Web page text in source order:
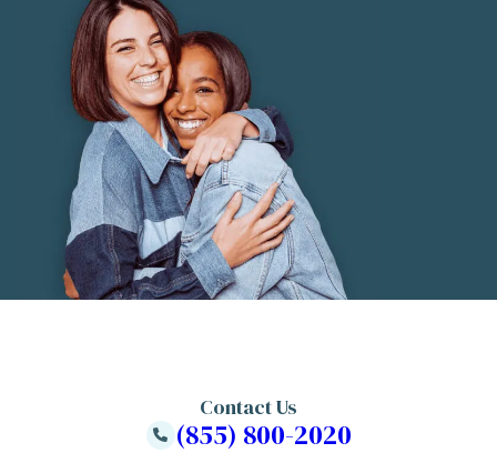
Contact Us
(855) 800-2020